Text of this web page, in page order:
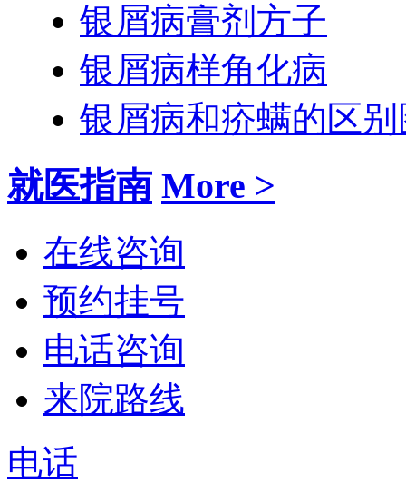
银屑病膏剂方子
银屑病样角化病
银屑病和疥螨的区
就医指南 More >
在线咨询
预约挂号
电话咨询
来院路线
电话